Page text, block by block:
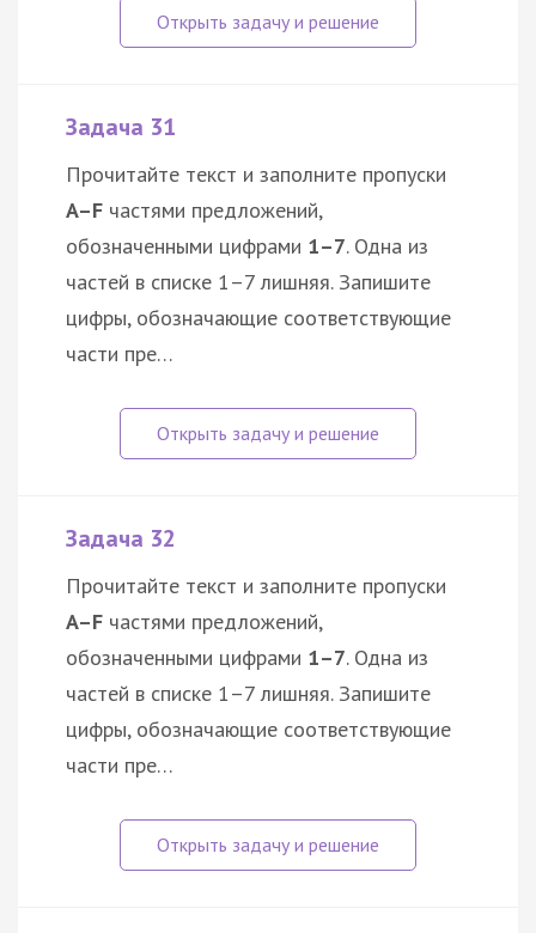
Задача 31
Прочитайте текст и заполните пропуски
A–F частями предложений,
обозначенными цифрами 1–7. Одна из
частей в списке 1–7 лишняя. Запишите
цифры, обозначающие соответствующие
части пре…
Задача 32
Прочитайте текст и заполните пропуски
A–F частями предложений,
обозначенными цифрами 1–7. Одна из
частей в списке 1–7 лишняя. Запишите
цифры, обозначающие соответствующие
части пре…